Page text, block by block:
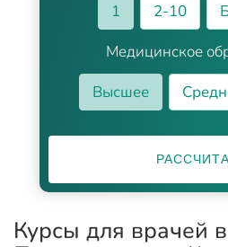
1
2-10
Медицинское
Высшее
Курсы для врачей в